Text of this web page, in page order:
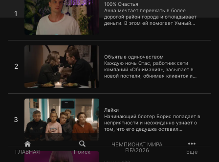
ГЛАВНАЯ Поиск
ЧЕМПИОНАТ МИРА
FIFA2026
Ещё
1
100% Счастья
Анна мечтает переехать в более
дорогой район города и откладывает
деньги. В этом ей помогает Умный
контролирует ее жизнь. Когда Анна
Умный помощник мешает развитию их
отношений и начинает угрожать
мужчине.
2
Объятые одиночеством
Каждую ночь Стас, работник сети
компаний «Обнимания», засыпает в
новой постели, обнимая клиенток и
стирает для него границу между
Объятые одиночеством
3
Лайки
Начинающий блогер Борис попадает в
неприятности и неожиданно узнает о
том, что его дедушка оставил
деньги получит тот член семьи, который
наберет большее количество лайков за
Лайки
Номер 138